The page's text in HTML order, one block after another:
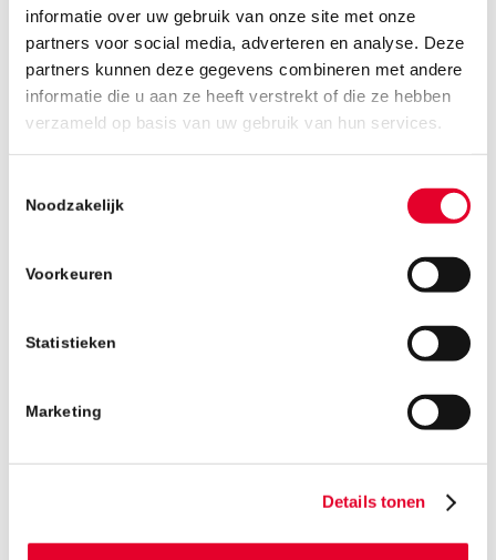
informatie over uw gebruik van onze site met onze
partners voor social media, adverteren en analyse. Deze
partners kunnen deze gegevens combineren met andere
informatie die u aan ze heeft verstrekt of die ze hebben
verzameld op basis van uw gebruik van hun services.
Noodzakelijk
Voorkeuren
Statistieken
Marketing
Details tonen
25 APRIL 2019
BANBOUW BOUWT